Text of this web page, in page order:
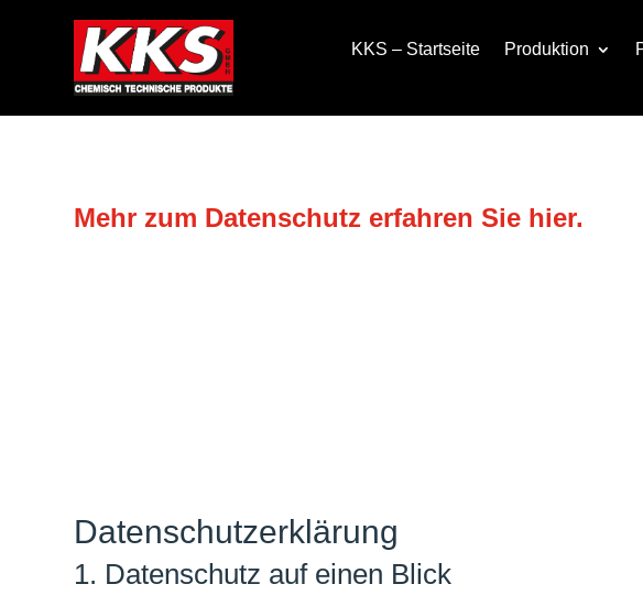
KKS – Startseite Produktion
Mehr zum Datenschutz erfahren Sie hier.
Datenschutz­erklärung
1. Datenschutz auf einen Blick